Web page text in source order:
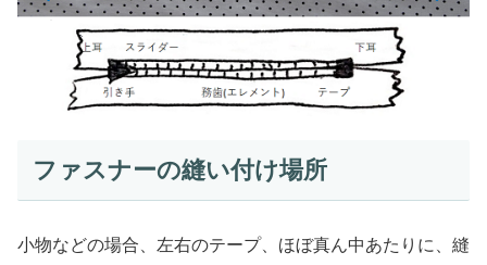
ファスナーの縫い付け場所
小物などの場合、左右のテープ、ほぼ真ん中あたりに、縫